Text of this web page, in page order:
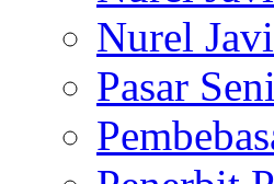
Nurel
Pasar